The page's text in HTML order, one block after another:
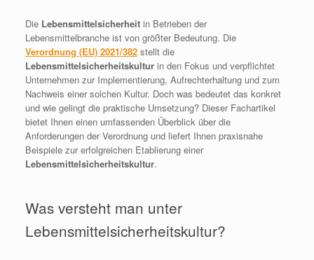
Die Lebensmittelsicherheit in Betrieben der
Lebensmittelbranche ist von größter Bedeutung. Die
Verordnung (EU) 2021/382 stellt die
Lebensmittelsicherheitskultur in den Fokus und verpflichtet
Unternehmen zur Implementierung, Aufrechterhaltung und zum
Nachweis einer solchen Kultur. Doch was bedeutet das konkret
und wie gelingt die praktische Umsetzung? Dieser Fachartikel
bietet Ihnen einen umfassenden Überblick über die
Anforderungen der Verordnung und liefert Ihnen praxisnahe
Beispiele zur erfolgreichen Etablierung einer
Lebensmittelsicherheitskultur.
Was versteht man unter
Lebensmittelsicherheitskultur?